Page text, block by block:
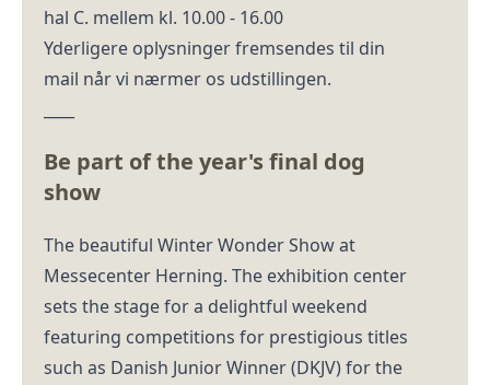
hal C. mellem kl. 10.00 - 16.00
Yderligere oplysninger fremsendes til din
mail når vi nærmer os udstillingen.
Be part of the year's final dog
show
The beautiful Winter Wonder Show at
Messecenter Herning. The exhibition center
sets the stage for a delightful weekend
featuring competitions for prestigious titles
such as Danish Junior Winner (DKJV) for the